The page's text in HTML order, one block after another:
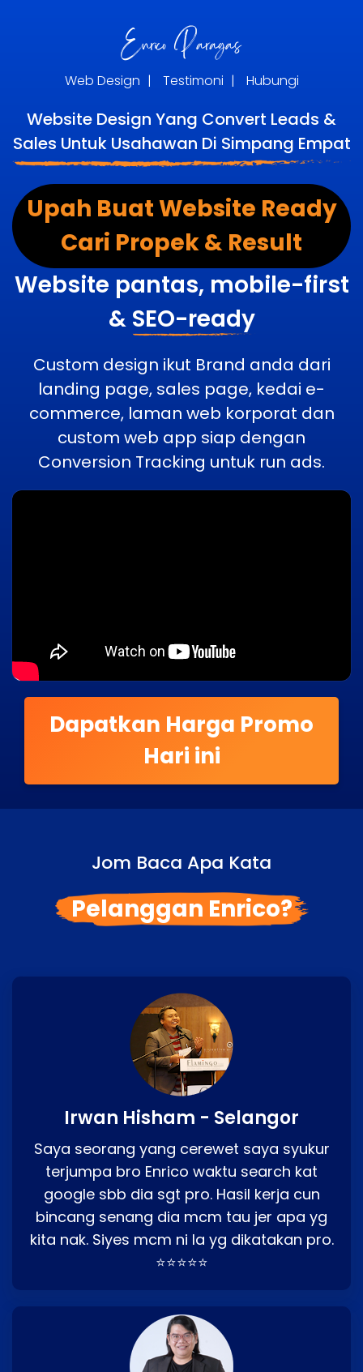
Web Design | Testimoni | Hubungi
Website Design Yang Convert Leads &
Sales Untuk Usahawan Di Simpang Empat
Upah Buat Website Ready
Cari Propek & Result
Website pantas, mobile-first
& SEO-ready
Custom design ikut Brand anda dari
landing page, sales page, kedai e-
commerce, laman web korporat dan
custom web app siap dengan
Conversion Tracking untuk run ads.
Dapatkan Harga Promo
Hari ini
Jom Baca Apa Kata
Pelanggan Enrico?
Irwan Hisham - Selangor
Saya seorang yang cerewet saya syukur
terjumpa bro Enrico waktu search kat
google sbb dia sgt pro. Hasil kerja cun
bincang senang dia mcm tau jer apa yg
kita nak. Siyes mcm ni la yg dikatakan pro.
⭐⭐⭐⭐⭐